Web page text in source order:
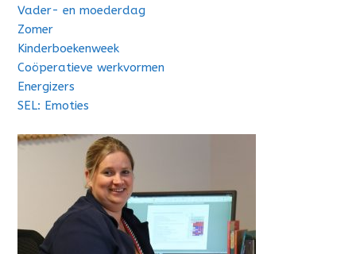
Vader- en moederdag
Zomer
Kinderboekenweek
Coöperatieve werkvormen
Energizers
SEL: Emoties